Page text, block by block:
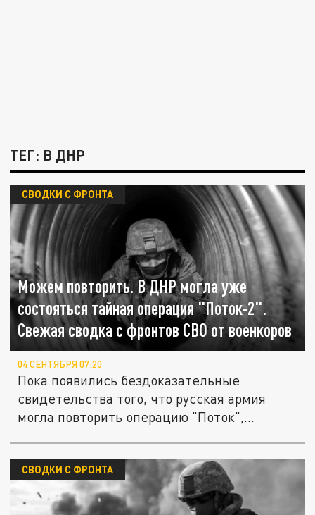
ТЕГ: В ДНР
Можем повторить. В ДНР могла уже
состояться тайная операция "Поток-2".
Свежая сводка с фронтов СВО от военкоров
СВОДКИ С ФРОНТА
04 СЕНТЯБРЯ 07:20
Пока появились бездоказательные
свидетельства того, что русская армия
могла повторить операцию "Поток",...
СВОДКИ С ФРОНТА